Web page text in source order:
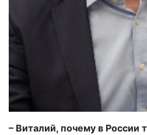
– Виталий, почему в России